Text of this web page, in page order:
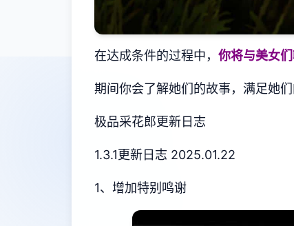
在达成条件的过程中， 你将与美女们
期间你会了解她们的故事，满足她
极品采花郎更新日志
1.3.1更新日志 2025.01.22
1、增加特别鸣谢